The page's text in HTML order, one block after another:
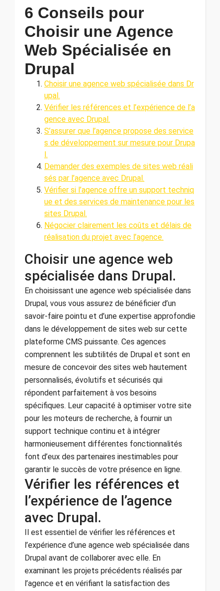
6 Conseils pour
Choisir une Agence
Web Spécialisée en
Drupal
Choisir une agence web spécialisée dans Dr
upal.
Vérifier les références et l’expérience de l’a
gence avec Drupal.
S’assurer que l’agence propose des service
s de développement sur mesure pour Drupa
l.
Demander des exemples de sites web réali
sés par l’agence avec Drupal.
Vérifier si l’agence offre un support techniq
ue et des services de maintenance pour les
sites Drupal.
Négocier clairement les coûts et délais de
réalisation du projet avec l’agence.
Choisir une agence web
spécialisée dans Drupal.
En choisissant une agence web spécialisée dans
Drupal, vous vous assurez de bénéficier d’un
savoir-faire pointu et d’une expertise approfondie
dans le développement de sites web sur cette
plateforme CMS puissante. Ces agences
comprennent les subtilités de Drupal et sont en
mesure de concevoir des sites web hautement
personnalisés, évolutifs et sécurisés qui
répondent parfaitement à vos besoins
spécifiques. Leur capacité à optimiser votre site
pour les moteurs de recherche, à fournir un
support technique continu et à intégrer
harmonieusement différentes fonctionnalités
font d’eux des partenaires inestimables pour
garantir le succès de votre présence en ligne.
Vérifier les références et
l’expérience de l’agence
avec Drupal.
Il est essentiel de vérifier les références et
l’expérience d’une agence web spécialisée dans
Drupal avant de collaborer avec elle. En
examinant les projets précédents réalisés par
l’agence et en vérifiant la satisfaction des